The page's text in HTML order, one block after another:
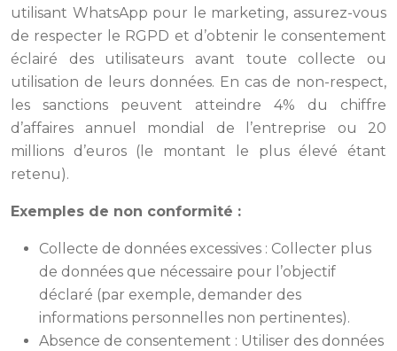
utilisant WhatsApp pour le marketing, assurez-vous
de respecter le RGPD et d’obtenir le consentement
éclairé des utilisateurs avant toute collecte ou
utilisation de leurs données. En cas de non-respect,
les sanctions peuvent atteindre 4% du chiffre
d’affaires annuel mondial de l’entreprise ou 20
millions d’euros (le montant le plus élevé étant
retenu).
Exemples de non conformité :
Collecte de données excessives : Collecter plus
de données que nécessaire pour l’objectif
déclaré (par exemple, demander des
informations personnelles non pertinentes).
Absence de consentement : Utiliser des données